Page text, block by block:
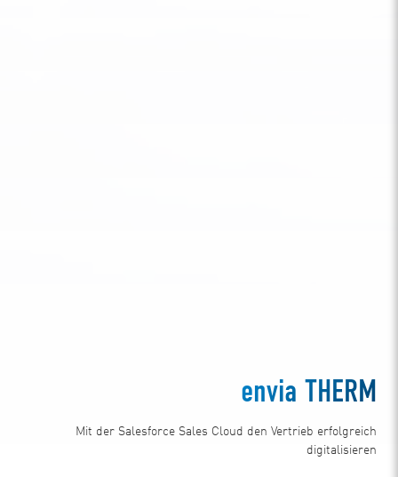
envia THERM
Mit der Salesforce Sales Cloud den Vertrieb erfolgreich
digitalisieren